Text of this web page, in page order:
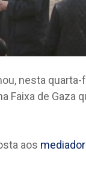
nesta
de Gaza
aos